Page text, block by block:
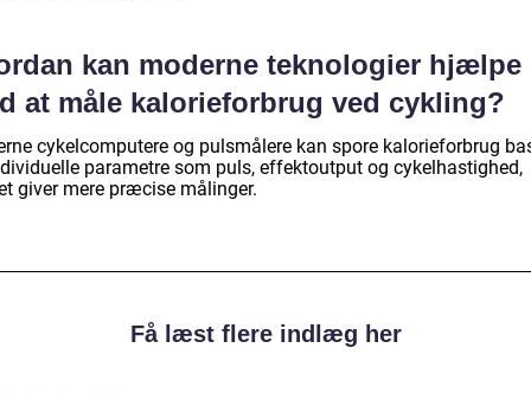
kan moderne teknologier hjælpe
at måle kalorieforbrug ved cykling?
cykelcomputere og pulsmålere kan spore kalorieforbrug
parametre som puls, effektoutput og cykelhastighed,
giver mere præcise målinger.
Få læst flere indlæg her